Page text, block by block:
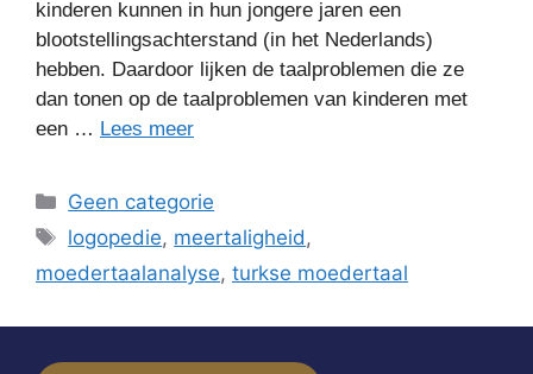
kinderen kunnen in hun jongere jaren een
blootstellingsachterstand (in het Nederlands)
hebben. Daardoor lijken de taalproblemen die ze
dan tonen op de taalproblemen van kinderen met
een … Lees meer
Categorieën
Geen categorie
Tags
logopedie, meertaligheid,
moedertaalanalyse, turkse moedertaal